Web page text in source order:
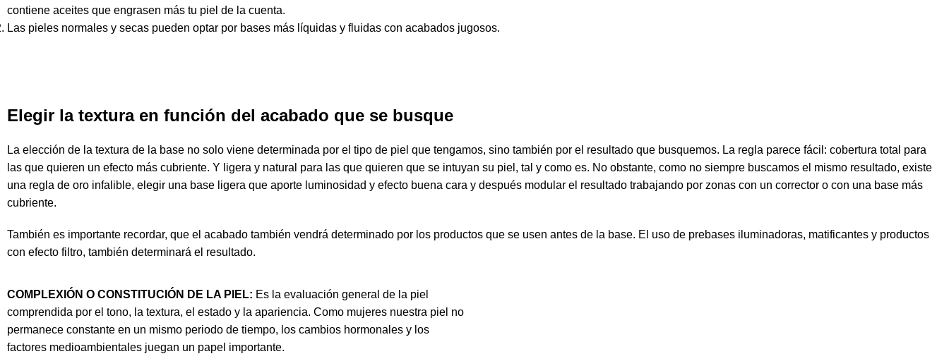
contiene aceites que engrasen más tu piel de la cuenta.
Las pieles normales y secas pueden optar por bases más líquidas y fluidas con acabados jugosos.
Elegir la textura en función del acabado que se busque
La elección de la textura de la base no solo viene determinada por el tipo de piel que tengamos, sino también por el resultado que busquemos. La regla parece fácil: cobertura total para
las que quieren un efecto más cubriente. Y ligera y natural para las que quieren que se intuyan su piel , tal y como es. No obstante, como no siempre buscamos el mismo resultado, existe
una regla de oro infalible, elegir una base ligera que aporte luminosidad y efecto buena cara y después modular el resultado trabajando por zonas con un corrector o con una base más
cubriente.
También es importante recordar, que el acabado también vendrá determinado por los productos que se usen antes de la base. El uso de prebases iluminadoras, matificantes y productos
con efecto filtro, también determinará el resultado.
COMPLEXIÓN O CONSTITUCIÓN DE LA PIEL: Es la evaluación general de la piel
comprendida por el tono, la textura, el estado y la apariencia. Como mujeres nuestra piel no
permanece constante en un mismo periodo de tiempo, los cambios hormonales y los
factores medioambientales juegan un papel importante.